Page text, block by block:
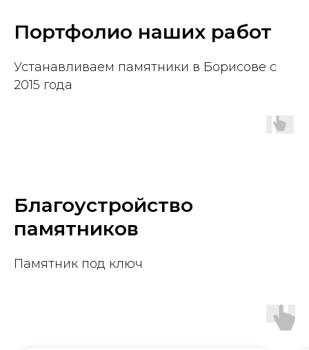
Портфолио наших работ
Устанавливаем памятники в Борисове с
2015 года
Благоустройство
памятников
Памятник под ключ